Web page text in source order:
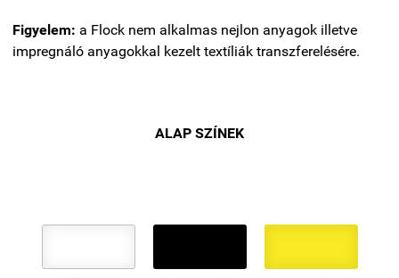
Figyelem: a Flock nem alkalmas nejlon anyagok illetve
impregnáló anyagokkal kezelt textíliák transzferelésére.
ALAP SZÍNEK